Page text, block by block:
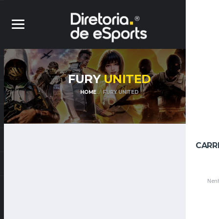
FURYUNITED
HOME FURY UNITED